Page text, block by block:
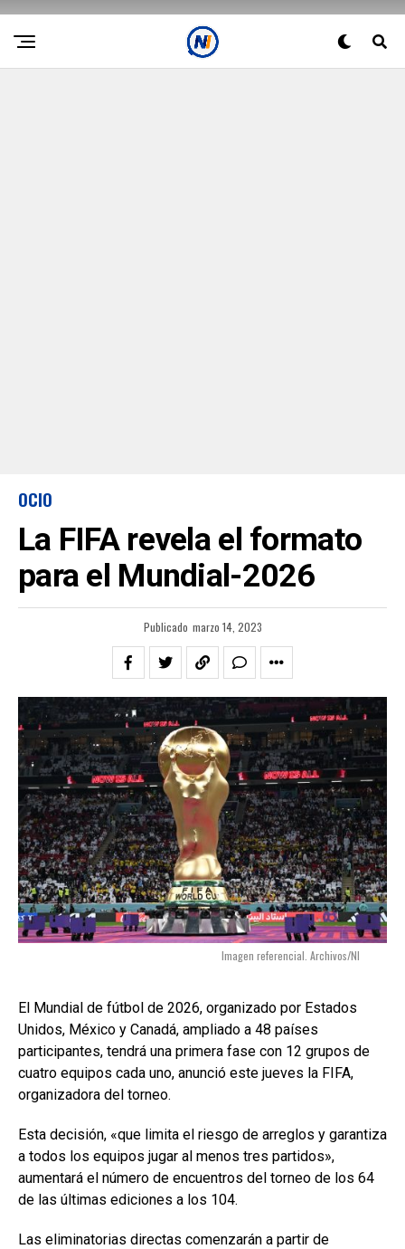
OCIO
La FIFA revela el formato
para el Mundial-2026
Publicado marzo 14, 2023
Imagen referencial. Archivos/NI
El Mundial de fútbol de 2026, organizado por Estados
Unidos, México y Canadá, ampliado a 48 países
participantes, tendrá una primera fase con 12 grupos de
cuatro equipos cada uno, anunció este jueves la FIFA,
organizadora del torneo.
Esta decisión, «que limita el riesgo de arreglos y garantiza
a todos los equipos jugar al menos tres partidos»,
aumentará el número de encuentros del torneo de los 64
de las últimas ediciones a los 104.
Las eliminatorias directas comenzarán a partir de